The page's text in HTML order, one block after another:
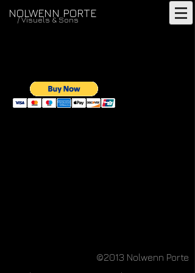
NOLWENN PORTE
/ Visuels & Sons
©2013 Nolwenn Porte